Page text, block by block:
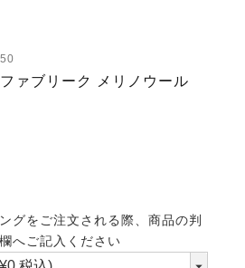
ァブリーク メリノウール
グをご注文される際、商品の判
へご記入ください